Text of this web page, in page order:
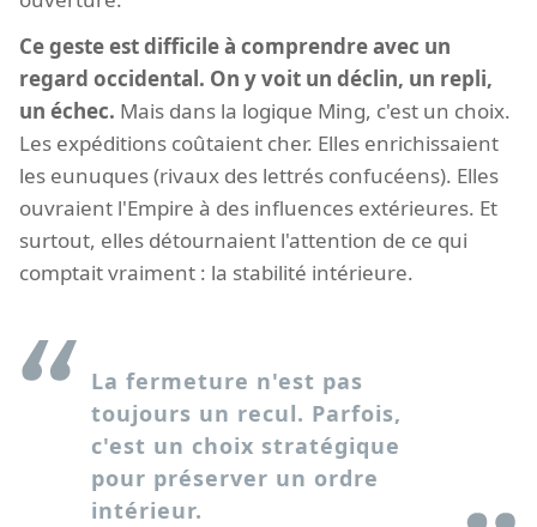
Ce geste est difficile à comprendre avec un
regard occidental. On y voit un déclin, un repli,
un échec. Mais dans la logique Ming, c'est un choix.
Les expéditions coûtaient cher. Elles enrichissaient
les eunuques (rivaux des lettrés confucéens). Elles
ouvraient l'Empire à des influences extérieures. Et
surtout, elles détournaient l'attention de ce qui
comptait vraiment : la stabilité intérieure.
La fermeture n'est pas
toujours un recul. Parfois,
c'est un choix stratégique
pour préserver un ordre
intérieur.